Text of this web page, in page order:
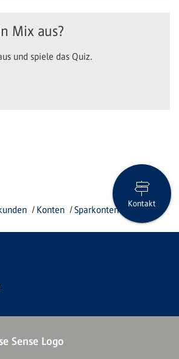
Mix aus?
und spiele das Quiz.
Konten
Sparkonten
Kontakt